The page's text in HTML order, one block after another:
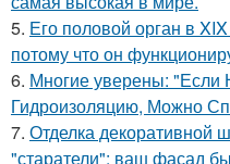
5. Его половой орган в
потому что он
6. Многие уверены: "Если
Гидроизоляцию, Можно
7. Отделка декоративной
"старатели": ваш фасад бы